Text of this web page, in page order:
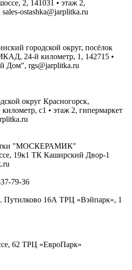
2, 141031 • этаж 2,
ostashka@jarplitka.ru
городской округ, посёлок
24-й километр, 1, 142715 •
Дом", rgs@jarplitka.ru
округ Красногорск,
с1 • этаж 2, гипермаркет
"МОСКЕРАМИК"
19к1 ТК Каширский Двор-1
79-36
16А ТРЦ «Вэйпарк», 1
62 ТРЦ «ЕвроПарк»